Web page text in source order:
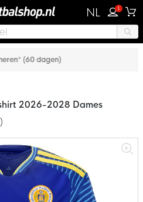
NL 1
met Klarna
2026-2028 Dames
)